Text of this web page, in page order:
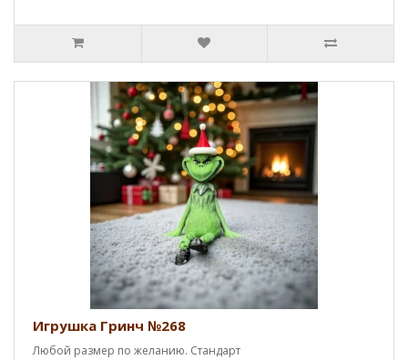
Игрушка Гринч №268
Любой размер по желанию. Стандарт